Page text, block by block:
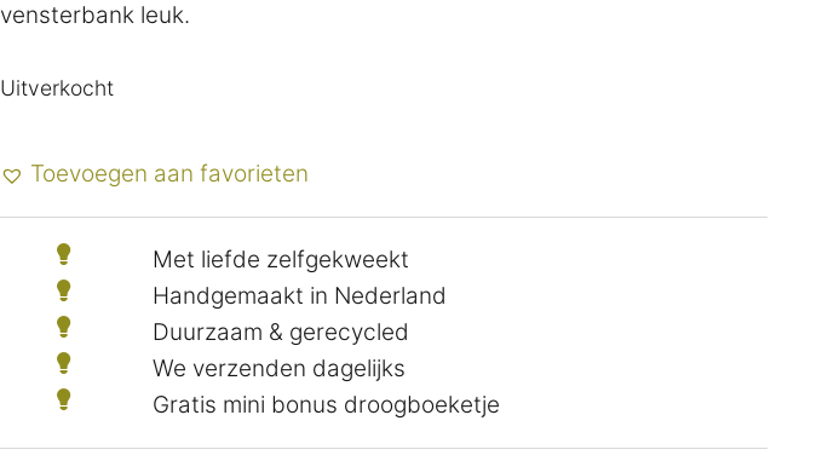
vensterbank leuk.
Uitverkocht
Toevoegen aan favorieten
Met liefde zelfgekweekt
Handgemaakt in Nederland
Duurzaam & gerecycled
We verzenden dagelijks
Gratis mini bonus droogboeketje